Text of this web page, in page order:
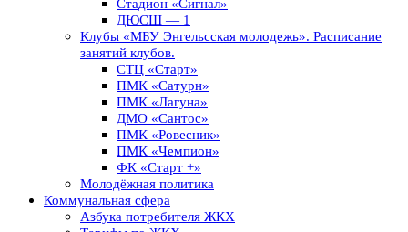
Стадион «Сигнал»
ДЮСШ — 1
Клубы «МБУ Энгельсская молодежь». Расписание
занятий клубов.
СТЦ «Старт»
ПМК «Сатурн»
ПМК «Лагуна»
ДМО «Сантос»
ПМК «Ровесник»
ПМК «Чемпион»
ФК «Старт +»
Молодёжная политика
Коммунальная сфера
Азбука потребителя ЖКХ